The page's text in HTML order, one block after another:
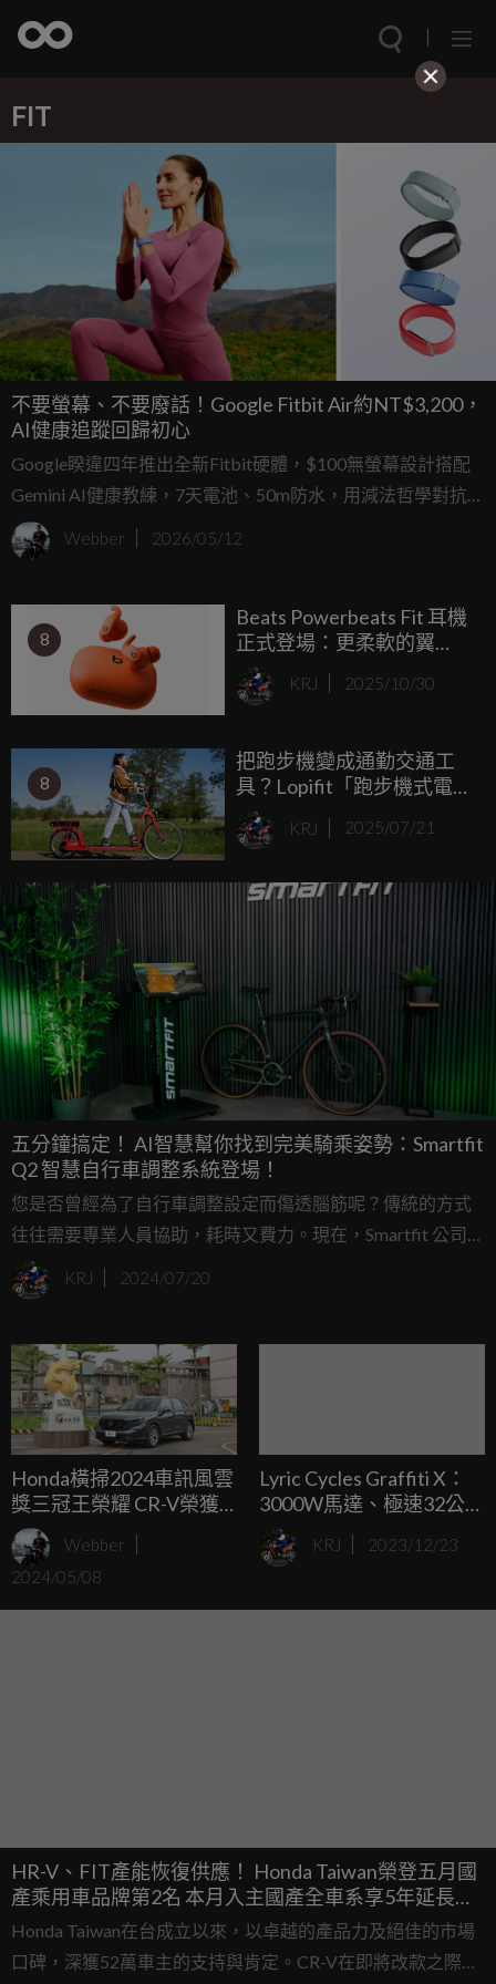
FIT
不要螢幕、不要廢話！Google Fitbit Air約NT$3,200，
AI健康追蹤回歸初心
Google睽違四年推出全新Fitbit硬體，$100無螢幕設計搭配
Gemini AI健康教練，7天電池、50m防水，用減法哲學對抗臃
腫的智慧錶生態。
Webber 2026/05/12
8
Beats Powerbeats Fit 耳機
正式登場：更柔軟的翼
尖、更小的充電盒、續航
達 30 小時，售價 200 美
KRJ 2025/10/30
8
把跑步機變成通勤交通工
具？Lopifit「跑步機式電動
滑板車」現身歐洲引發熱
議！
KRJ 2025/07/21
五分鐘搞定！ AI智慧幫你找到完美騎乘姿勢：Smartfit
Q2 智慧自行車調整系統登場！
您是否曾經為了自行車調整設定而傷透腦筋呢？傳統的方式
往往需要專業人員協助，耗時又費力。現在，Smartfit 公司推
出了新一代的 Q2 智慧調整系統，只要五分鐘，就能透過 AI
人工智慧幫您找到最舒適的騎乘姿勢！
KRJ 2024/07/20
Honda橫掃2024車訊風雲
獎三冠王榮耀 CR-V榮獲
最佳國產中型SUV、FIT 3
度蟬聯最佳國產小型車、
CIVIC e:HEV榮獲最佳進
口中型車
Webber
2024/05/08
Lyric Cycles Graffiti X：
3000W馬達、極速32公
里、112公里續航的跨界
越野電動自行車！
KRJ 2023/12/23
HR-V、FIT產能恢復供應！ Honda Taiwan榮登五月國
產乘用車品牌第2名 本月入主國產全車系享5年延長保
固
Honda Taiwan在台成立以來，以卓越的產品力及絕佳的市場
口碑，深獲52萬車主的支持與肯定。CR-V在即將改款之際，